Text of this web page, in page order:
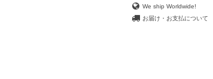
We ship Worldwide!
お届け・お支払について